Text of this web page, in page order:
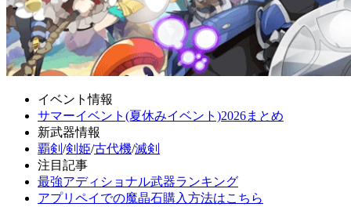
イベント情報
サマーイベント(夏休みイベント)2026まとめ
新武器情報
覇剣 /剣姫/古代機/滅剣
注目記事
最強アディショナル武器ランキング
アプリペイでの魔晶石購入方法はこちら